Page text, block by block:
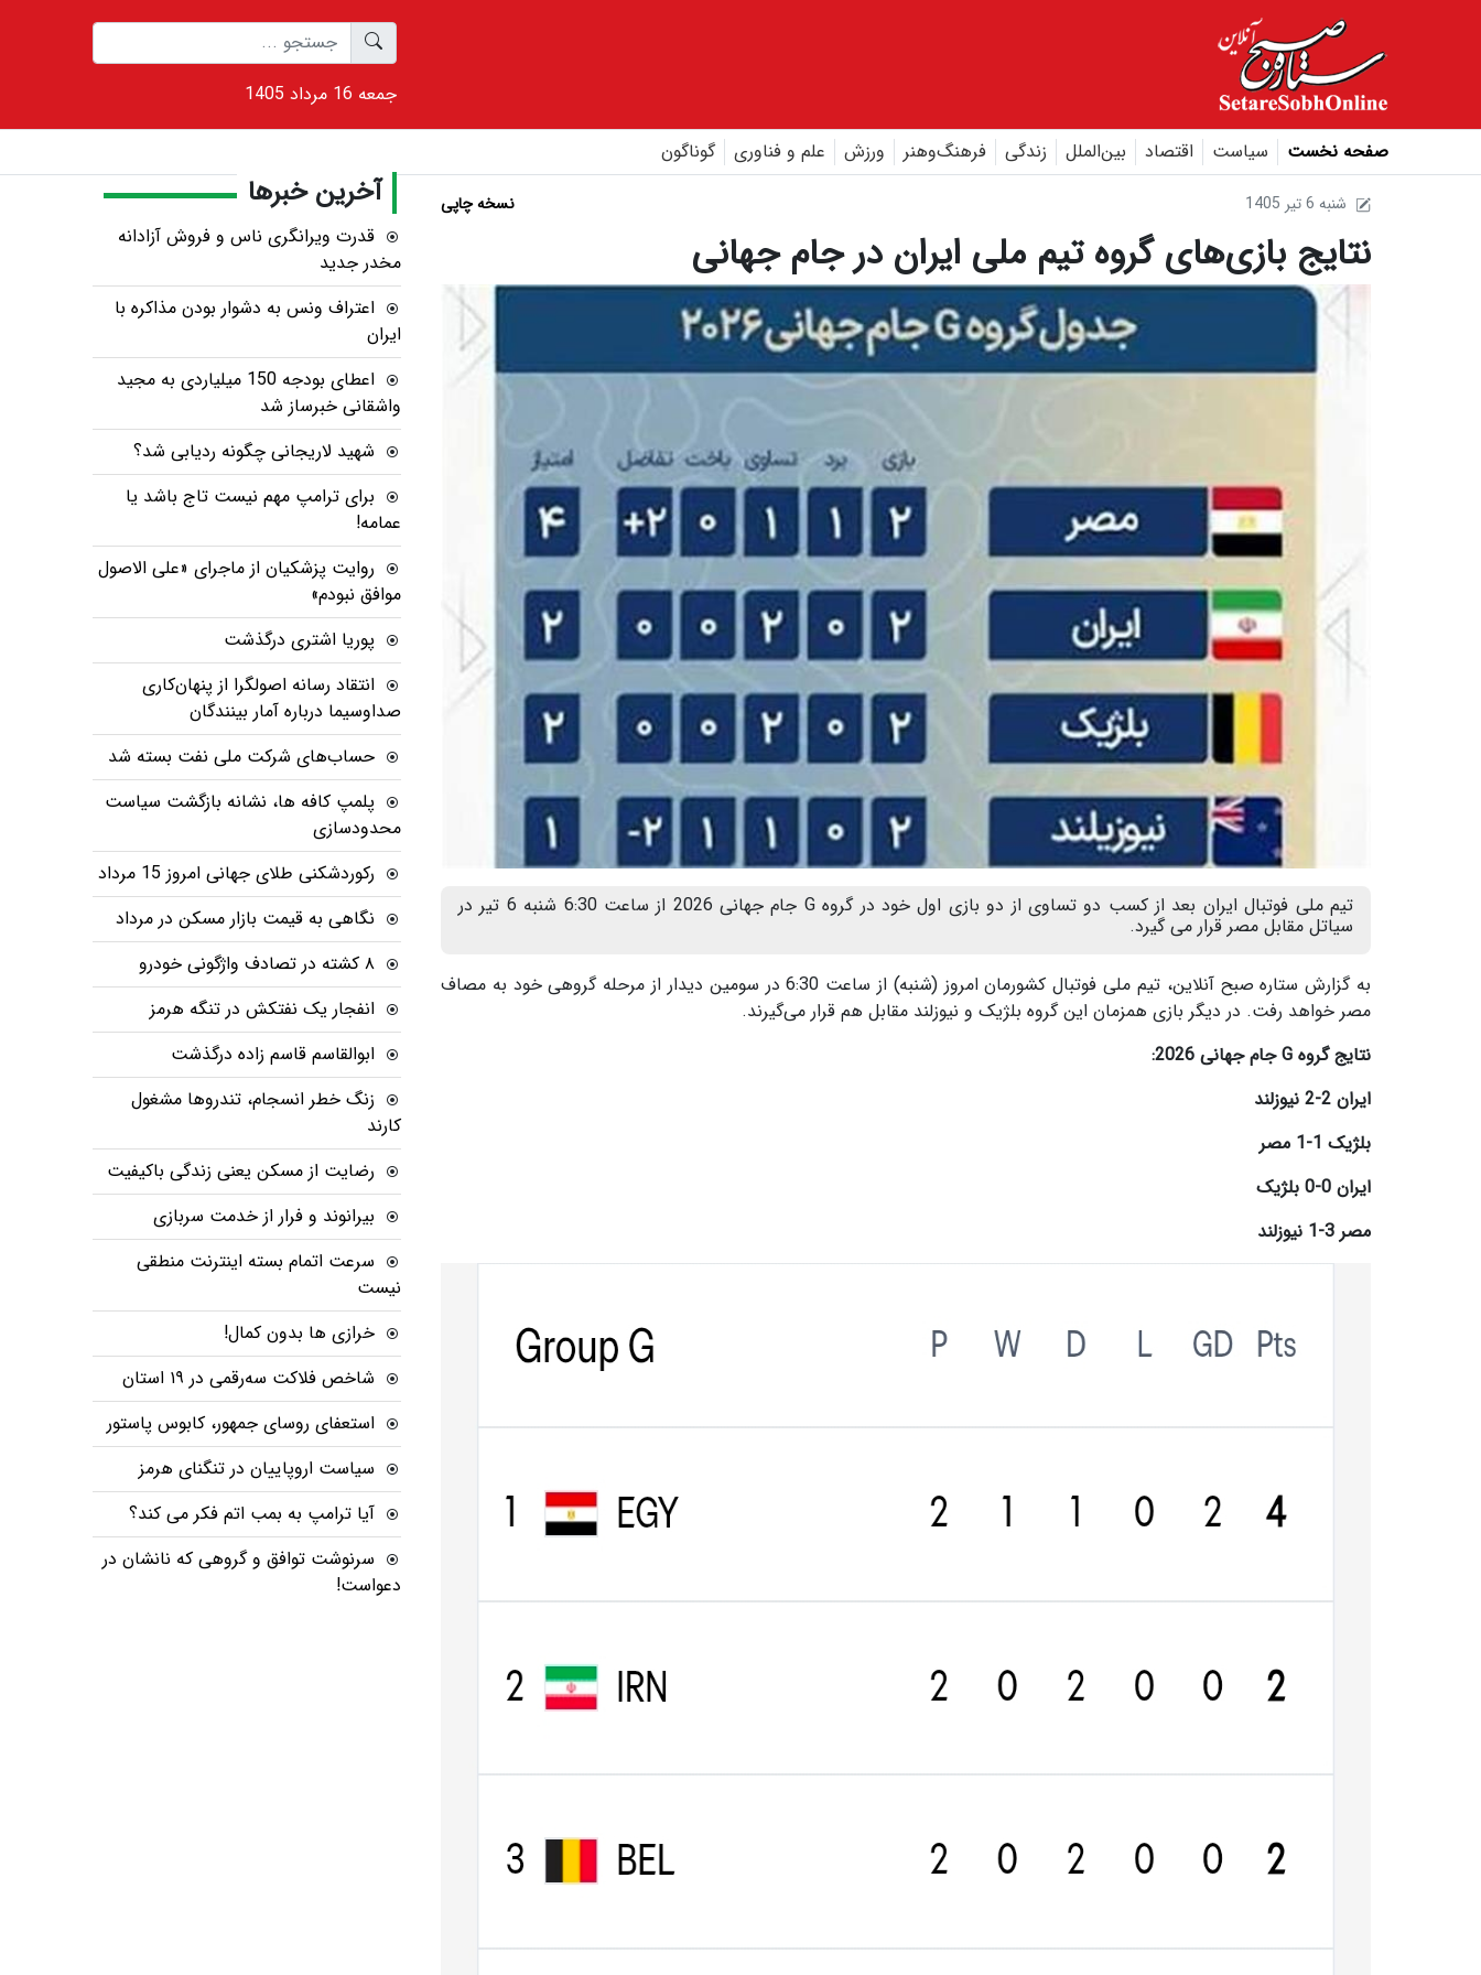
1405 جمعه 16 مرداد
صفحه نخست سیاست اقتصاد بین‌الملل زندگی فرهنگ‌و‌هنر ورزش علم و فناوری گوناگون
1405 شنبه 6 تير نسخه چاپی
نتایج بازی‌های گروه تیم ملی ایران در جام جهانی
تیم ملی فوتبال ایران بعد از کسب دو تساوی از دو بازی اول خود در گروه G جام جهانی 2026 از ساعت 6:30 شنبه 6 تیر در
سیاتل مقابل مصر قرار می گیرد.
به گزارش ستاره صبح آنلاین، تیم ملی فوتبال کشورمان امروز (شنبه) از ساعت 6:30 در سومین دیدار از مرحله گروهی خود به مصاف
مصر خواهد رفت. در دیگر بازی همزمان این گروه بلژیک و نیوزلند مقابل هم قرار می‌گیرند.
نتایج گروه G جام جهانی 2026:
ایران 2-2 نیوزلند
بلژیک 1-1 مصر
ایران 0-0 بلژیک
مصر 3-1 نیوزلند
آخرین خبرها
قدرت ویرانگری ناس و فروش آزادانه
مخدر جدید
اعتراف ونس به دشوار بودن مذاکره با
ایران
اعطای بودجه 150 میلیاردی به مجید
واشقانی خبرساز شد
شهید لاریجانی چگونه ردیابی شد؟
برای ترامپ مهم نیست تاج باشد یا
عمامه!
روایت پزشکیان از ماجرای «علی الاصول
موافق نبودم»
پوریا اشتری درگذشت
انتقاد رسانه اصولگرا از پنهان‌کاری
صداوسیما درباره آمار بینندگان
حساب‌های شرکت ملی نفت بسته شد
پلمپ کافه ها، نشانه بازگشت سیاست
محدودسازی
رکوردشکنی طلای جهانی امروز 15 مرداد
نگاهی به قیمت بازار مسکن در مرداد
۸ کشته در تصادف واژگونی خودرو
انفجار یک نفتکش در تنگه هرمز
ابوالقاسم قاسم زاده درگذشت
زنگ خطر انسجام، تندروها مشغول
کارند
رضایت از مسکن یعنی زندگی باکیفیت
بیرانوند و فرار از خدمت سربازی
سرعت اتمام بسته‌ اینترنت منطقی
نیست
خرازی ها بدون کمال!
شاخص فلاکت سه‌رقمی در ۱۹ استان
استعفای روسای جمهور، کابوس پاستور
سیاست اروپاییان در تنگنای هرمز
آیا ترامپ به بمب اتم فکر می کند؟
سرنوشت توافق و گروهی که نانشان در
دعواست!